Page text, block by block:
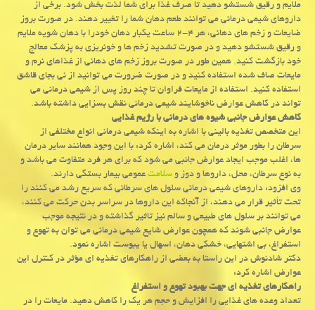
ملایم و رقیق شستشو دهید تا صرف غذا برای شما لذت بخش شود. برخی از
داروهای شیمی درمانی می توانند طعم دهان شما را تغییر دهند. در صورت بروز
ضایعات و زخم های دهانی، هر ۴-۲ ساعت یكبار دهان خودرا با دهان شویه ملایم
و رقیق شستشو دهید و در صورت تشدید زخم ها و خونریزی به پزشك معالج
خود بازگشت كنید. همین طور در صورت بروز زخم های دهانی از غذاهای نرم و
مایعات صاف شده استفاده كنید و در صورت ضرورت می توانید از نی بجای قاشق
استفاده كنید. استفاده از مایعات فراوان تا چند روز پس از شیمی درمانی می
تواند در كاهش عوارض ناخوشایند شیمی درمانی نقش بسزایی داشته باشد.
كاهش عوارض جانبی شیوه های درمانی با رژیم غذایی
این متخصص تغذیه بالینی با اشاره به اینكه شیمی درمانی انواع مختلفی از
سرطان را بطور موثر درمان می كند، اشاره كرد: با این وجود همانند سایر درمان
ها، اغلب موجب ایجاد عوارض جانبی می شود كه برای هر فرد متفاوت می باشد و
به نوع سرطان، محل، داروها و دوز وسلامتعمومی بیمار بستگی دارند.
وی افزود: داروهای شیمی درمانی سلول های سرطانی كه سریع رشد می كنند را
تحت تأثیر قرار می دهند، از آنجاكه این داروها در سراسر بدن حركت می كنند،
می توانند بر سلول های طبیعی و سالم نیز تاثیر گذاشته و در نتیجه موجب
عوارض جانبی شوند كه همچون عوارض شایع شیمی درمانی می توان به تهوع و
استفراغ، بی اشتهایی، خشكی دهان، اسهال یا یبوست اشاره نمود.
دكتر شادنوش در این راستا به بعضی از راهكارهای تغذیه ای مؤثر در كنترل این
عوارض اشاره كرد:
راهكارهای تغذیه ای جهت بهبود تهوع و استفراغ
تعداد وعده های غذایی را افزایش و حجم هر یك را كاهش دهید. مایعات را در